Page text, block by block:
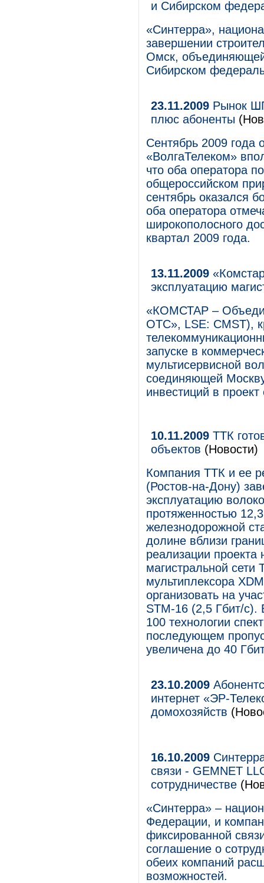
и Сибирском
«Синтерра»,
завершении
Омск,
Сибирском
23.11.2009 Рынок
плюс абоненты
Сентябрь 2009 года
«ВолгаТелеком»
что оба оператора
общероссийском
сентябрь оказался
оба оператора
широкополосного
квартал 2009 года.
13.11.2009
эксплуатацию
«КОМСТАР –
ОТС», LSE: CMST),
запуске в
мультисервисной
соединяющей
инвестиций в
10.11.2009 ТТК
объектов (Новости)
Компания ТТК и ее
(Ростов-на-Дону)
эксплуатацию
протяженностью
железнодорожной
долине вблизи
реализации проекта
магистральной сети
мультиплексора
организовать на
STM-16 (2,5 Гбит/
100 технологии
последующем
увеличена до 40
23.10.2009
интернет «ЭР-
домохозяйств
16.10.2009
связи - GEMNET
сотрудничестве
«Синтерра» –
Федерации, и
фиксированной
соглашение о
обеих компаний
возможностей.